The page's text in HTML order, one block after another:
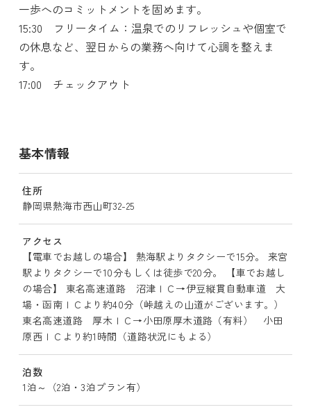
一歩へのコミットメントを固めます。
15:30 フリータイム：温泉でのリフレッシュや個室で
の休息など、翌日からの業務へ向けて心調を整えま
す。
17:00 チェックアウト
基本情報
住所
静岡県熱海市西山町32-25
アクセス
【電車でお越しの場合】 熱海駅よりタクシーで15分。 来宮
駅よりタクシーで10分もしくは徒歩で20分。 【車でお越し
の場合】 東名高速道路 沼津ＩＣ→伊豆縦貫自動車道 大
場・函南ＩＣより約40分（峠越えの山道がございます。）
東名高速道路 厚木ＩＣ→小田原厚木道路（有料） 小田
原西ＩＣより約1時間（道路状況にもよる）
泊数
1泊～（2泊・3泊プラン有）